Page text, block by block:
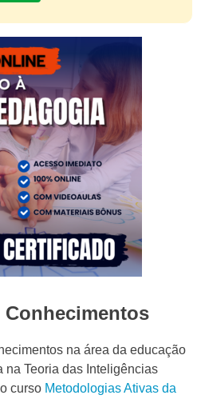
na área da educação
na Teoria das Inteligências
curso Metodologias Ativas da